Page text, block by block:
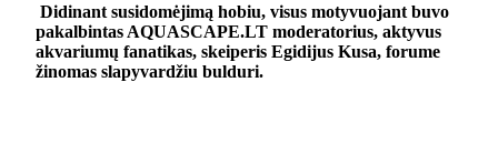
Didinant susidomėjimą hobiu, visus motyvuojant buvo
pakalbintas AQUASCAPE.LT moderatorius, aktyvus
akvariumų fanatikas, skeiperis Egidijus Kusa, forume
žinomas slapyvardžiu bulduri.